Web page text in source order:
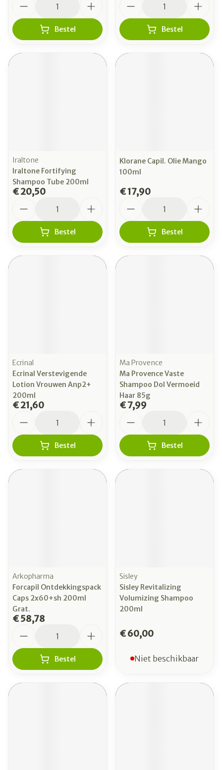
Bestel Bestel
Iraltone
Iraltone Fortifying
Shampoo Tube 200ml
€ 20,50
Bestel
Klorane Capil. Olie Mango
100ml
€ 17,90
Bestel
Ecrinal
Ecrinal Verstevigende
Lotion Vrouwen Anp2+
200ml
€ 21,60
Bestel
Ma Provence
Ma Provence Vaste
Shampoo Dol Vermoeid
Haar 85g
€ 7,99
Bestel
Arkopharma
Forcapil Ontdekkingspack
Caps 2x60+sh 200ml
Grat.
€ 58,78
Bestel
Sisley
Sisley Revitalizing
Volumizing Shampoo
200ml
€ 60,00
Niet beschikbaar